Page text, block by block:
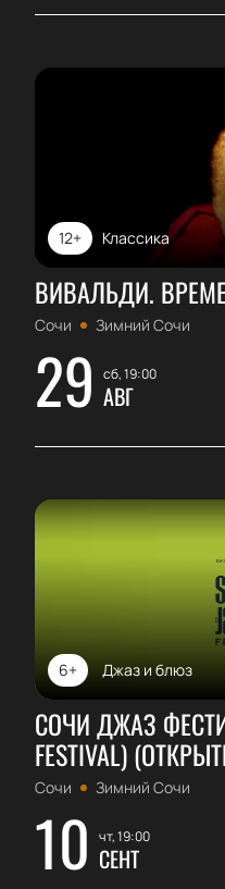
Классика
12+
ВИВАЛЬДИ.
Сочи Зимний Сочи
29 сб, 19:00
АВГ
Джаз и блюз
6+
СОЧИ ДЖАЗ
FESTIVAL)
Сочи Зимний Сочи
10 чт, 19:00
СЕНТ